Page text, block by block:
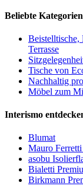
Beliebte
Beistelltische,
Terrasse
Tische von
Nachhaltig
Möbel zum
Interismo
Blumat
Mauro
asobu
Bialetti
Birkmann